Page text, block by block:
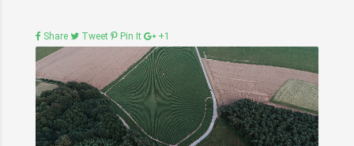
Share Tweet Pin It +1